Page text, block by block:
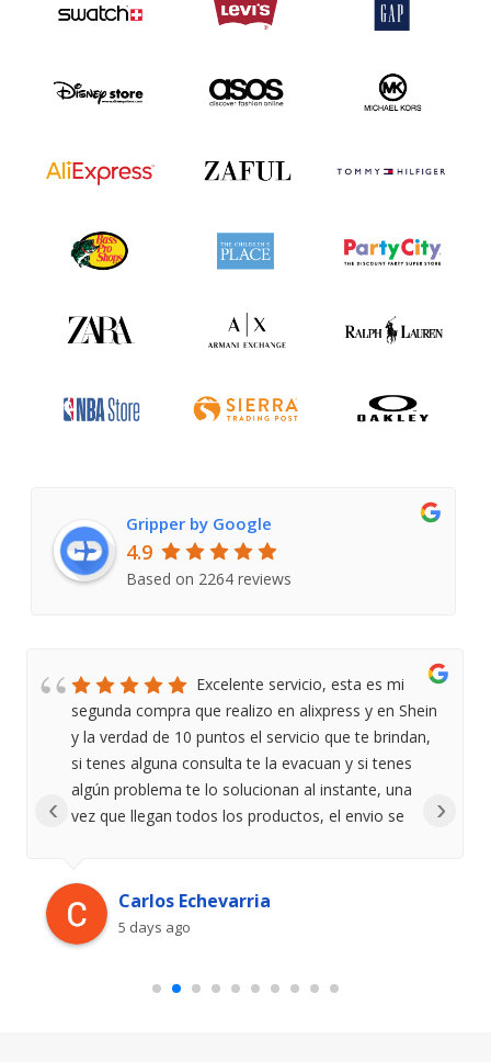
Gripper by Google
4.9
Based on 2264 reviews
Excelente servicio, esta es mi
segunda compra que realizo en alixpress y en Shein
y la verdad de 10 puntos el servicio que te brindan,
si tenes alguna consulta te la evacuan y si tenes
algún problema te lo solucionan al instante, una
vez que llegan todos los productos, el envio se
Carlos Echevarria
5 days ago
‹ ›